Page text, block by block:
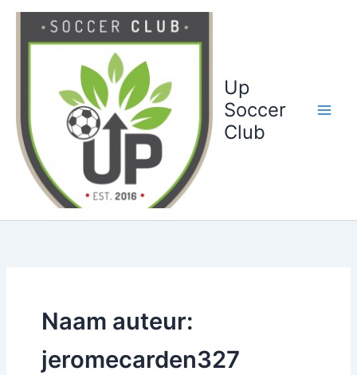
Up
Soccer
Club
Naam auteur:
jeromecarden327